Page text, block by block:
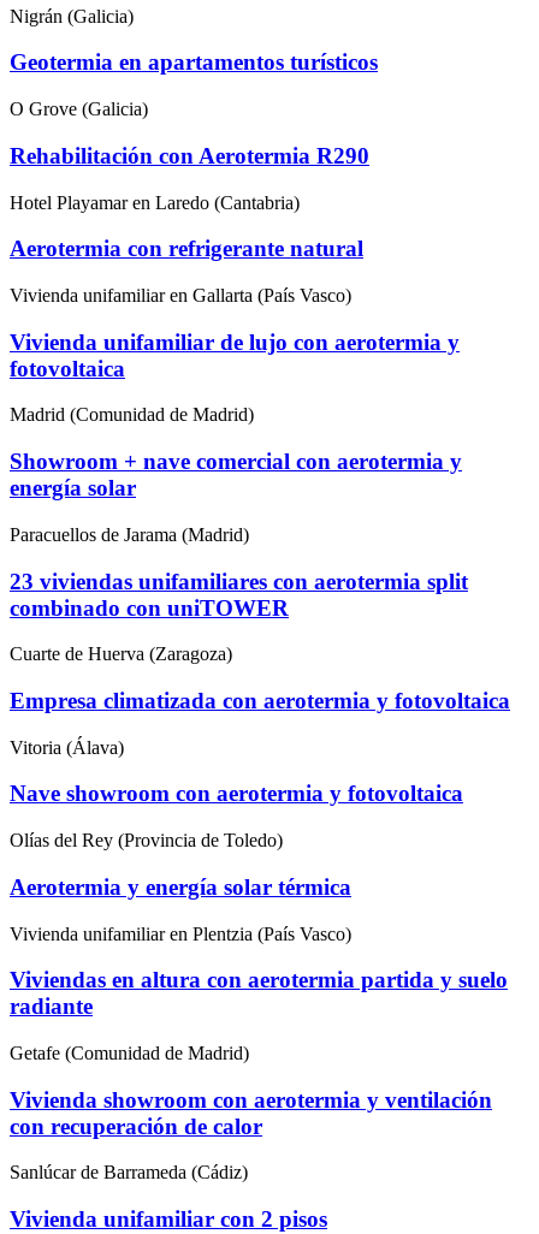
Nigrán (Galicia)
Geotermia en apartamentos turísticos
O Grove (Galicia)
Rehabilitación con Aerotermia R290
Hotel Playamar en Laredo (Cantabria)
Aerotermia con refrigerante natural
Vivienda unifamiliar en Gallarta (País Vasco)
Vivienda unifamiliar de lujo con aerotermia y
fotovoltaica
Madrid (Comunidad de Madrid)
Showroom + nave comercial con aerotermia y
energía solar
Paracuellos de Jarama (Madrid)
23 viviendas unifamiliares con aerotermia split
combinado con uniTOWER
Cuarte de Huerva (Zaragoza)
Empresa climatizada con aerotermia y fotovoltaica
Vitoria (Álava)
Nave showroom con aerotermia y fotovoltaica
Olías del Rey (Provincia de Toledo)
Aerotermia y energía solar térmica
Vivienda unifamiliar en Plentzia (País Vasco)
Viviendas en altura con aerotermia partida y suelo
radiante
Getafe (Comunidad de Madrid)
Vivienda showroom con aerotermia y ventilación
con recuperación de calor
Sanlúcar de Barrameda (Cádiz)
Vivienda unifamiliar con 2 pisos